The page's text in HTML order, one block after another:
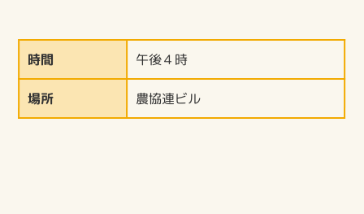
時間 午後４時
場所 農協連ビル